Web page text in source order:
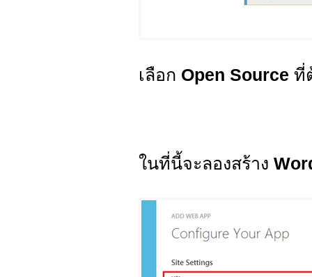
เลือก Open Source ที่
ในที่นี้จะลองสร้าง